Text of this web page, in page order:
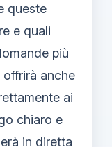
queste
e quali
più
anche
ai
chiaro e
in diretta